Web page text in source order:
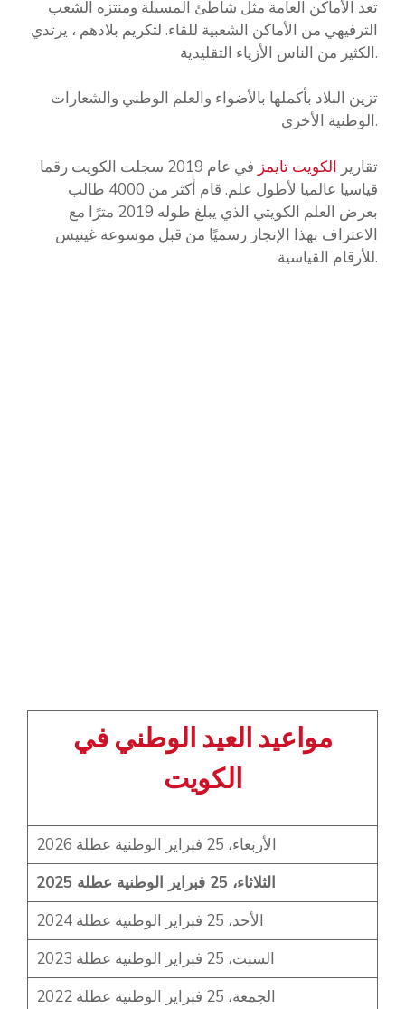
تعد الأماكن العامة مثل شاطئ المسيلة ومنتزه الشعب
الترفيهي من الأماكن الشعبية للقاء. لتكريم بلادهم ، يرتدي
الكثير من الناس الأزياء التقليدية.
تزين البلاد بأكملها بالأضواء والعلم الوطني والشعارات
الوطنية الأخرى.
تقارير الكويت تايمز
في عام 2019 سجلت الكويت رقما
قياسيا عالميا لأطول علم. قام أكثر من 4000 طالب
بعرض العلم الكويتي الذي يبلغ طوله 2019 مترًا مع
الاعتراف بهذا الإنجاز رسميًا من قبل موسوعة غينيس
للأرقام القياسية.
مواعيد العيد الوطني في
الكويت
2026 الأربعاء، 25 فبراير الوطنية عطلة
2025 الثلاثاء، 25 فبراير الوطنية عطلة
2024 الأحد، 25 فبراير الوطنية عطلة
2023 السبت، 25 فبراير الوطنية عطلة
2022 الجمعة، 25 فبراير الوطنية عطلة